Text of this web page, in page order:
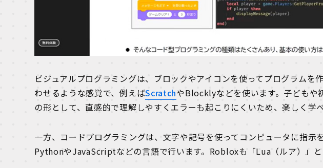
ビジュアルプログラミングは、ブロックやアイコンを使ってプログラムを
わせるような感覚で、例えばScratchやBlocklyなどを使います。子どもや
の形として、直感的で理解しやすくエラーも起こりにくいため、楽しく学べ
一方、コードプログラミングは、文字や記号を使ってコンピュータに指示
PythonやJavaScriptなどの言語で行います。Robloxも「Lua（ルア）」と